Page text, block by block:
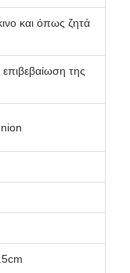
και όπως ζητά
της